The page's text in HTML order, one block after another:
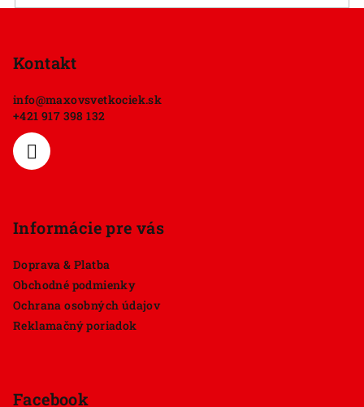
Kontakt
info@maxovsvetkociek.sk
+421 917 398 132
Informácie pre vás
Doprava & Platba
Obchodné podmienky
Ochrana osobných údajov
Reklamačný poriadok
Facebook